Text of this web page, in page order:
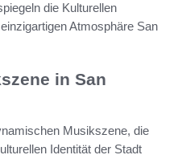
die Kulturellen
Atmosphäre San
in San
Musikszene, die
Identität der Stadt